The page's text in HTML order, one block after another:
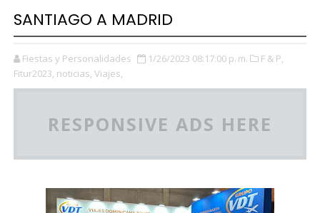
SANTIAGO A MADRID
Fiestas y Personalidades 1/26/2023 08:17:00 p. m.
F & P,
Fitur2023, noticias, Viajes,
RESPONSIVE ADS HERE